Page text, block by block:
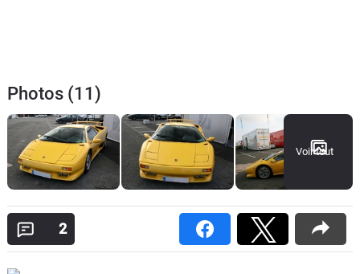
Photos (11)
Voir tout
2